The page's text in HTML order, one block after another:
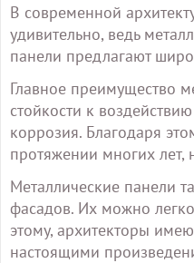
В современной
удивительно, ведь
панели предлагают
Главное преимущество
стойкости к
коррозия. Благодаря
протяжении многих лет,
Металлические панели
фасадов. Их можно
этому, архитекторы
настоящими